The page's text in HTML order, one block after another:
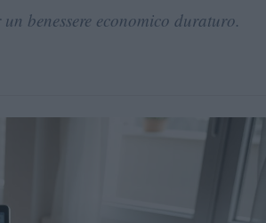
benessere economico duraturo.